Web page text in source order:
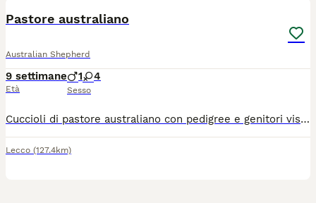
Pastore australiano
Australian Shepherd
9 settimane
Età
1 4
Sesso
Cuccioli di pastore australiano con pedigree e genitori visibili presso di noi 1 maschio Bluemerle 2 femmine Bluemerle 1 femmina red 1 femmina tricolor
Lecco (127.4km)